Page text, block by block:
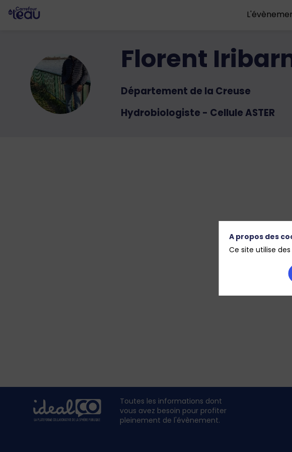
FI
Florent
Département de la Creuse
Hydrobiologiste - Cellule ASTER
Toutes les informations dont
vous avez besoin pour profiter
pleinement de l'évènement.
A propos des
Ce site utilise